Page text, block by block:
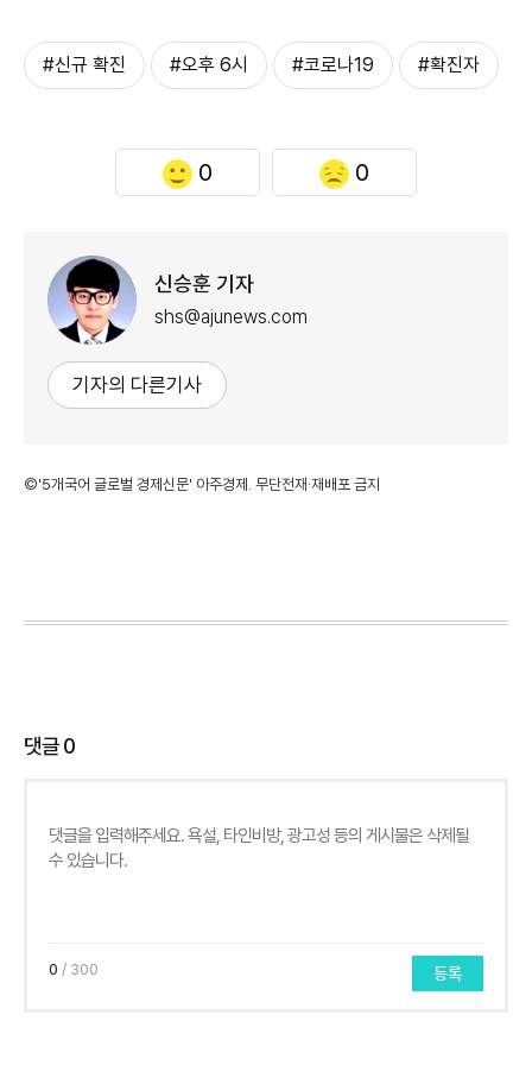
#신규 확진 #오후 6시 #코로나19 #확진자
0 0
신승훈 기자
shs@ajunews.com
기자의 다른기사
©'5개국어 글로벌 경제신문' 아주경제. 무단전재·재배포 금지
댓글0
0 / 300 등록